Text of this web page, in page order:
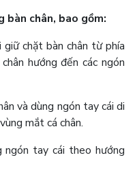
bàn chân, bao gồm:
giữ chặt bàn chân từ phía
hướng đến các ngón
và dùng ngón tay cái di
mắt cá chân.
ngón tay cái theo hướng